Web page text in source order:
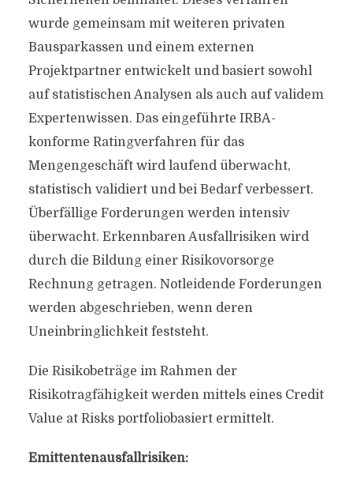
wurde gemeinsam mit weiteren privaten
Bausparkassen und einem externen
Projektpartner entwickelt und basiert sowohl
auf statistischen Analysen als auch auf validem
Expertenwissen. Das eingeführte IRBA-
konforme Ratingverfahren für das
Mengengeschäft wird laufend überwacht,
statistisch validiert und bei Bedarf verbessert.
Überfällige Forderungen werden intensiv
überwacht. Erkennbaren Ausfallrisiken wird
durch die Bildung einer Risikovorsorge
Rechnung getragen. Notleidende Forderungen
werden abgeschrieben, wenn deren
Uneinbringlichkeit feststeht.
Die Risikobeträge im Rahmen der
Risikotragfähigkeit werden mittels eines Credit
Value at Risks portfoliobasiert ermittelt.
Emittentenausfallrisiken: